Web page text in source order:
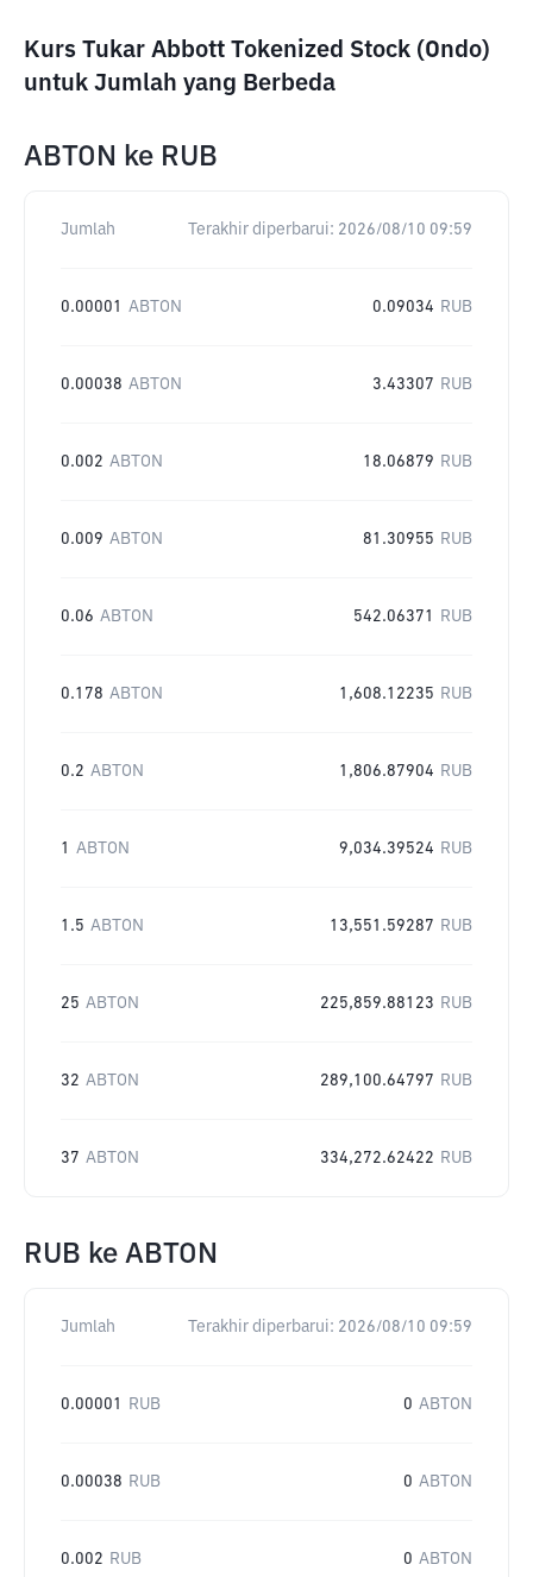
Kurs Tukar Abbott Tokenized Stock (Ondo)
untuk Jumlah yang Berbeda
ABTON ke RUB
Jumlah Terakhir diperbarui: 2026/08/10 09:59
0.00001 ABTON 0.09034 RUB
0.00038 ABTON 3.43307 RUB
0.002 ABTON 18.06879 RUB
0.009 ABTON 81.30955 RUB
0.06 ABTON 542.06371 RUB
0.178 ABTON 1,608.12235 RUB
0.2 ABTON 1,806.87904 RUB
1 ABTON 9,034.39524 RUB
1.5 ABTON 13,551.59287 RUB
25 ABTON 225,859.88123 RUB
32 ABTON 289,100.64797 RUB
37 ABTON 334,272.62422 RUB
RUB ke ABTON
Jumlah Terakhir diperbarui: 2026/08/10 09:59
0.00001 RUB 0 ABTON
0.00038 RUB 0 ABTON
0.002 RUB 0 ABTON